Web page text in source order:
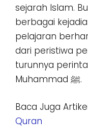
sejarah Islam.
berbagai
pelajaran
dari peristiwa
turunnya
Muhammad ﷺ.
Baca Juga
Quran